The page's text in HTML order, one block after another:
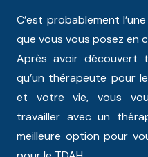
C’est probablement
que vous vous posez en
Après avoir découvert
qu’un thérapeute pour
et votre vie, vous
travailler avec un
meilleure option pour